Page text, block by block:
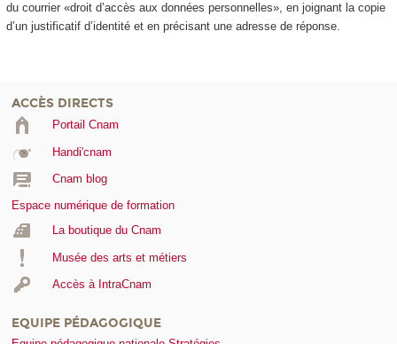
du courrier «droit d’accès aux données personnelles», en joignant la copie
d’un justificatif d’identité et en précisant une adresse de réponse.
ACCÈS DIRECTS
Portail Cnam
Handi'cnam
Cnam blog
Espace numérique de formation
La boutique du Cnam
Musée des arts et métiers
Accès à IntraCnam
EQUIPE PÉDAGOGIQUE